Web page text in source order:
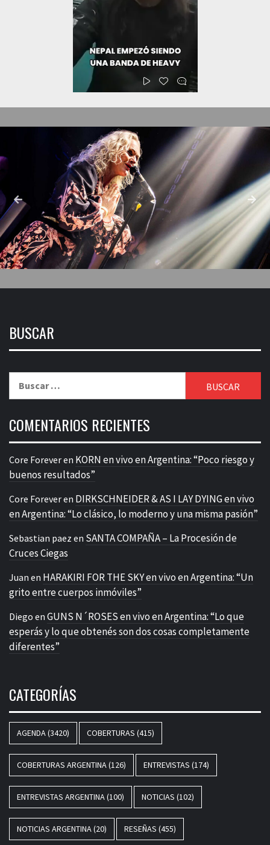
BUSCAR
COMENTARIOS RECIENTES
Core Foreveren KORN en vivo en Argentina: “Poco riesgo y
buenos resultados”
Core Foreveren DIRKSCHNEIDER & AS I LAY DYING en vivo
en Argentina: “Lo clásico, lo moderno y una misma pasión”
Sebastian paez en SANTA COMPAÑA – La Procesión de
Cruces Ciegas
Juan en HARAKIRI FOR THE SKY en vivo en Argentina: “Un
grito entre cuerpos inmóviles”
Diego en GUNS N´ROSES en vivo en Argentina: “Lo que
esperás y lo que obtenés son dos cosas completamente
diferentes”
CATEGORÍAS
AGENDA(3420) COBERTURAS (415)
COBERTURAS ARGENTINA(126) ENTREVISTAS (174)
ENTREVISTAS ARGENTINA(100) NOTICIAS (102)
NOTICIAS ARGENTINA(20) RESEÑAS (455)